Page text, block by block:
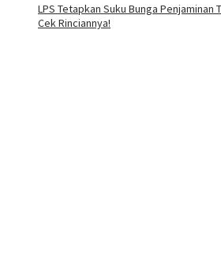
LPS Tetapkan Suku Bunga Penjaminan
Cek Rinciannya!